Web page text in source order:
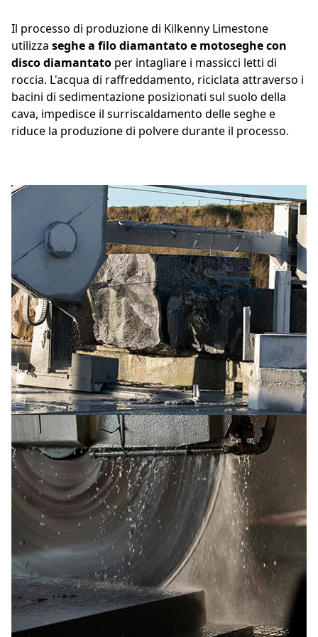
Il processo di produzione di Kilkenny Limestone
utilizza seghe a filo diamantato e motoseghe con
disco diamantato per intagliare i massicci letti di
roccia. L'acqua di raffreddamento, riciclata attraverso i
bacini di sedimentazione posizionati sul suolo della
cava, impedisce il surriscaldamento delle seghe e
riduce la produzione di polvere durante il processo.